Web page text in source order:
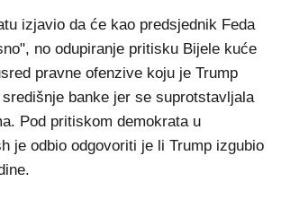
izjavio da će kao predsjednik Feda
no odupiranje pritisku Bijele kuće
pravne ofenzive koju je Trump
banke jer se suprotstavljala
Pod pritiskom demokrata u
je odbio odgovoriti je li Trump izgubio